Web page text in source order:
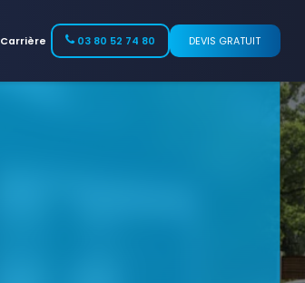
Carrière 03 80 52 74 80 DEVIS GRATUIT